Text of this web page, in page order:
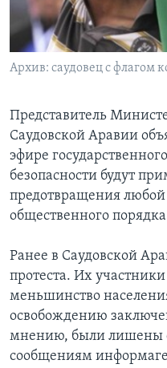
Learning English
СОЦИАЛЬНЫЕ СЕТИ
Языки
Архив: саудовец с флагом
Представитель
Саудовской Аравии
эфире
безопасности будут
предотвращения
общественного
Ранее в Саудовской
протеста. Их
меньшинство
освобождению
мнению, были лишены
сообщениям